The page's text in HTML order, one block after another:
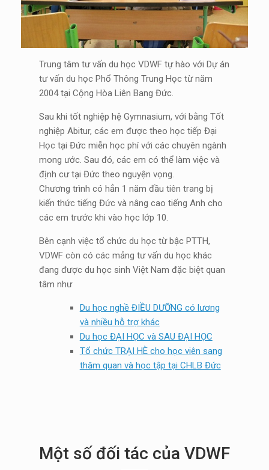
Trung tâm tư vấn du học VDWF tự hào với Dự án
tư vấn du học Phổ Thông Trung Học từ năm
2004 tại Cộng Hòa Liên Bang Đức.
Sau khi tốt nghiệp hệ Gymnasium, với bằng Tốt
nghiệp Abitur, các em được theo học tiếp Đại
Học tại Đức miễn học phí với các chuyên ngành
mong ước. Sau đó, các em có thể làm việc và
định cư tại Đức theo nguyện vọng.
Chương trình có hẳn 1 năm đầu tiên trang bị
kiến thức tiếng Đức và nâng cao tiếng Anh cho
các em trước khi vào học lớp 10.
Bên cạnh việc tổ chức du học từ bậc PTTH,
VDWF còn có các mảng tư vấn du học khác
đang được du học sinh Việt Nam đặc biệt quan
tâm như
Du học nghề ĐIỀU DƯỠNG có lương
và nhiều hỗ trợ khác
Du học ĐẠI HỌC và SAU ĐẠI HỌC
Tổ chức TRẠI HÈ cho học viên sang
thăm quan và học tập tại CHLB Đức
Một số đối tác của VDWF